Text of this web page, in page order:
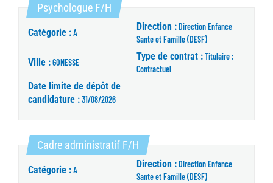
Psychologue F/H (Nouvelle fenêtre)
Catégorie :A
Direction :Direction Enfance
Sante et Famille (DESF)
Ville :GONESSE
Type de contrat :Titulaire ;
Contractuel
Date limite de dépôt de
candidature :31/08/2026
Cadre administratif F/H (Nouvelle fenêtre)
Catégorie :A
Direction :Direction Enfance
Sante et Famille (DESF)